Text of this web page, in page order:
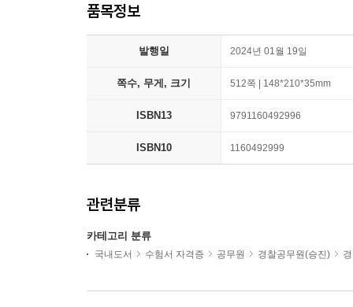
품목정보
발행일 2024년 01월 19일
쪽수, 무게, 크기 512쪽 | 148*210*35mm
ISBN13 9791160492996
ISBN10 1160492999
관련분류
카테고리 분류
국내도서 수험서 자격증 공무원 경찰공무원(승진)